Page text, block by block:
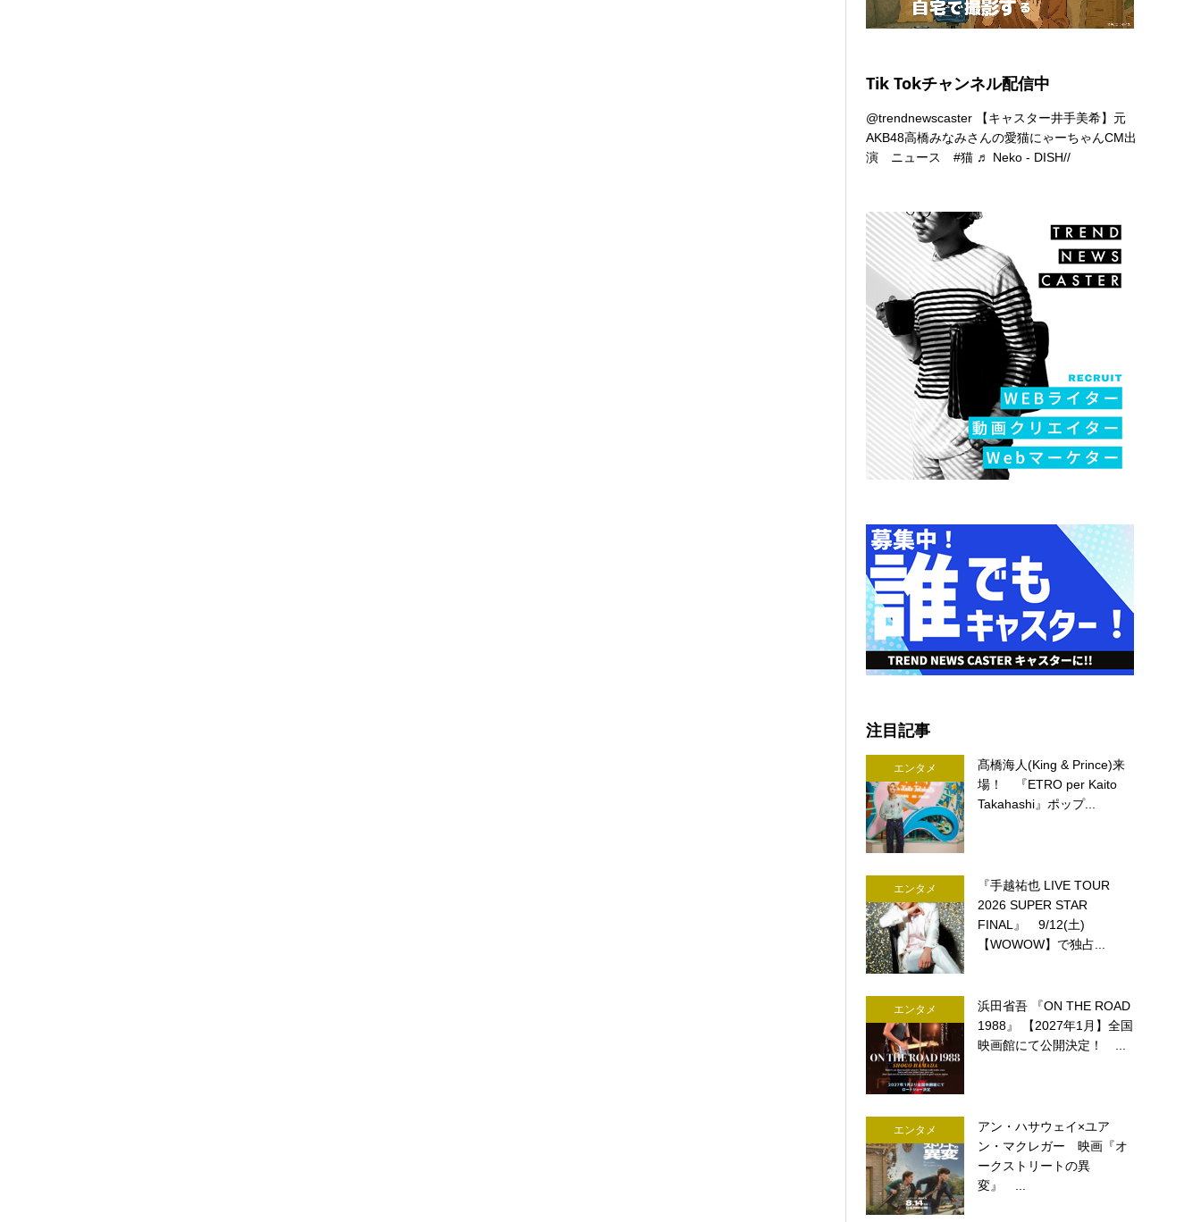
Tik Tokチャンネル配信中
@trendnewscaster 【キャスター井手美希】元
AKB48高橋みなみさんの愛猫にゃーちゃんCM出
演 ニュース#猫 ♬ Neko - DISH//
注目記事
エンタメ
髙橋海人(King & Prince)来
場！ 『ETRO per Kaito
Takahashi』ポップ...
エンタメ
『手越祐也 LIVE TOUR
2026 SUPER STAR
FINAL』 9/12(土)
【WOWOW】で独占...
エンタメ
浜田省吾 『ON THE ROAD
1988』 【2027年1月】全国
映画館にて公開決定！ ...
エンタメ
アン・ハサウェイ×ユア
ン・マクレガー 映画『オ
ークストリートの異
変』 ...